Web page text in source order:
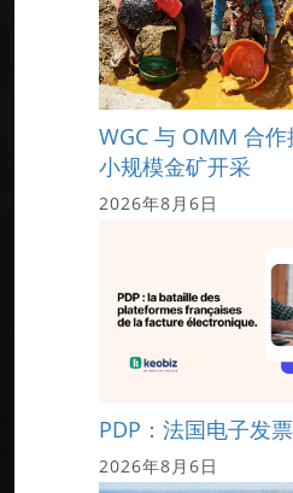
WGC 与 OMM 合
小规模金矿开采
2026年8月6日
PDP：法国电子发
2026年8月6日